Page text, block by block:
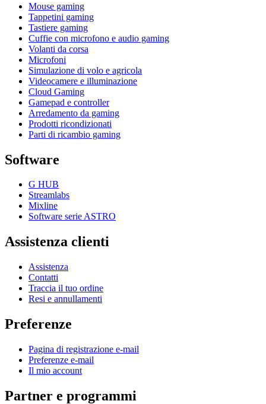
Mouse gaming
Tappetini gaming
Tastiere gaming
Cuffie con microfono e audio gaming
Volanti da corsa
Microfoni
Simulazione di volo e agricola
Videocamere e illuminazione
Cloud Gaming
Gamepad e controller
Arredamento da gaming
Prodotti ricondizionati
Parti di ricambio gaming
Software
G HUB
Streamlabs
Mixline
Software serie ASTRO
Assistenza clienti
Assistenza
Contatti
Traccia il tuo ordine
Resi e annullamenti
Preferenze
Pagina di registrazione e-mail
Preferenze e-mail
Il mio account
Partner e programmi